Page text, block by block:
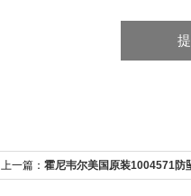
上一篇： 霍尼韦尔美国原装1004571防